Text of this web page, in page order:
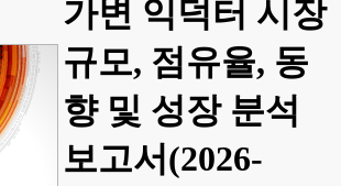
가변 익덕터 시장
규모, 점유율, 동
향 및 성장 분석
보고서(2026-